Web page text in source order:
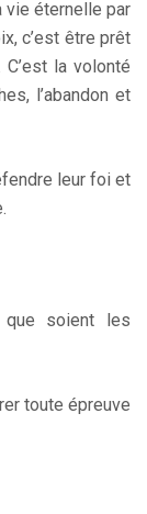
vie éternelle par
c’est être prêt
la volonté
l’abandon et
leur foi et
soient les
toute épreuve